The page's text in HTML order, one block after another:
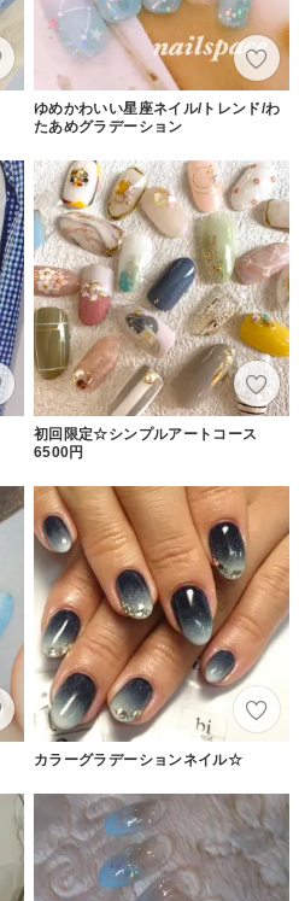
ゆめかわいい星座ネイル/トレンド/わ
たあめグラデーション
初回限定☆シンプルアートコース
6500円
カラーグラデーションネイル☆